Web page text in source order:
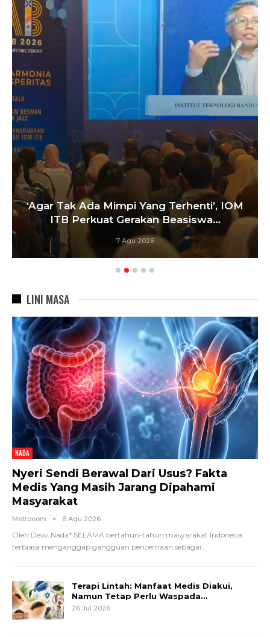
‘Agar Tak Ada Mimpi Yang Terhenti’, IOM
ITB Perkuat Gerakan Beasiswa…
7 Agu 2026
LINI MASA
NADA
Nyeri Sendi Berawal Dari Usus? Fakta
Medis Yang Masih Jarang Dipahami
Masyarakat
Metronom 6 Agu 2026
Oleh Dewi Nada* SELAMA bertahun-tahun masyarakat Indonesia
terbiasa menganggap gangguan pencernaan sebagai…
Terapi Lintah: Manfaat Medis Diakui,
Namun Tetap Perlu Waspada…
26 Jul 2026